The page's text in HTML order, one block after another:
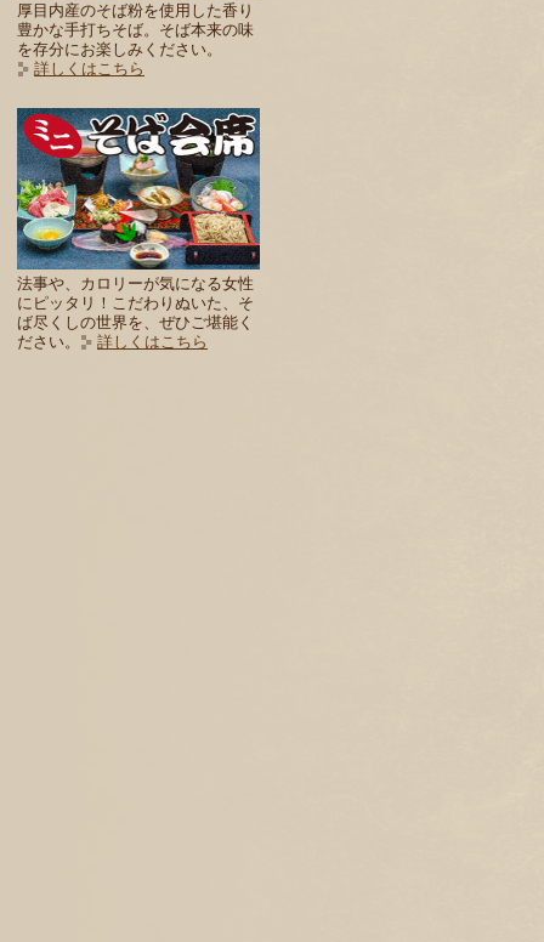
厚目内産のそば粉を使用した香り
豊かな手打ちそば。そば本来の味
を存分にお楽しみください。
詳しくはこちら
法事や、カロリーが気になる女性
にピッタリ！こだわりぬいた、そ
ば尽くしの世界を、ぜひご堪能く
ださい。
詳しくはこちら